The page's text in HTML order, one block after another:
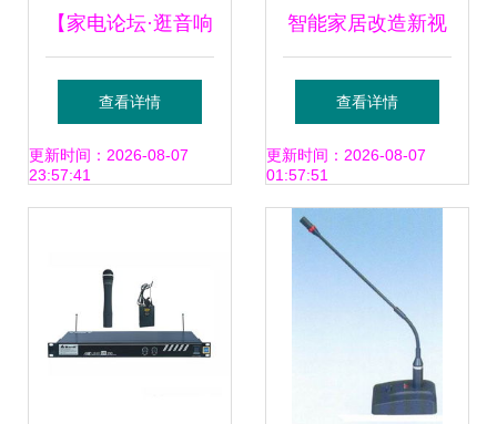
【家电论坛·逛音响
店】再访北京华语
视听 用温暖与精
视听的意义
查看详情
更新时间：2026-08-07
23:57:41
智能家居改造新视
角 从一杯纯净水到
一场视听盛宴
查看详情
更新时间：2026-08-07
01:57:51